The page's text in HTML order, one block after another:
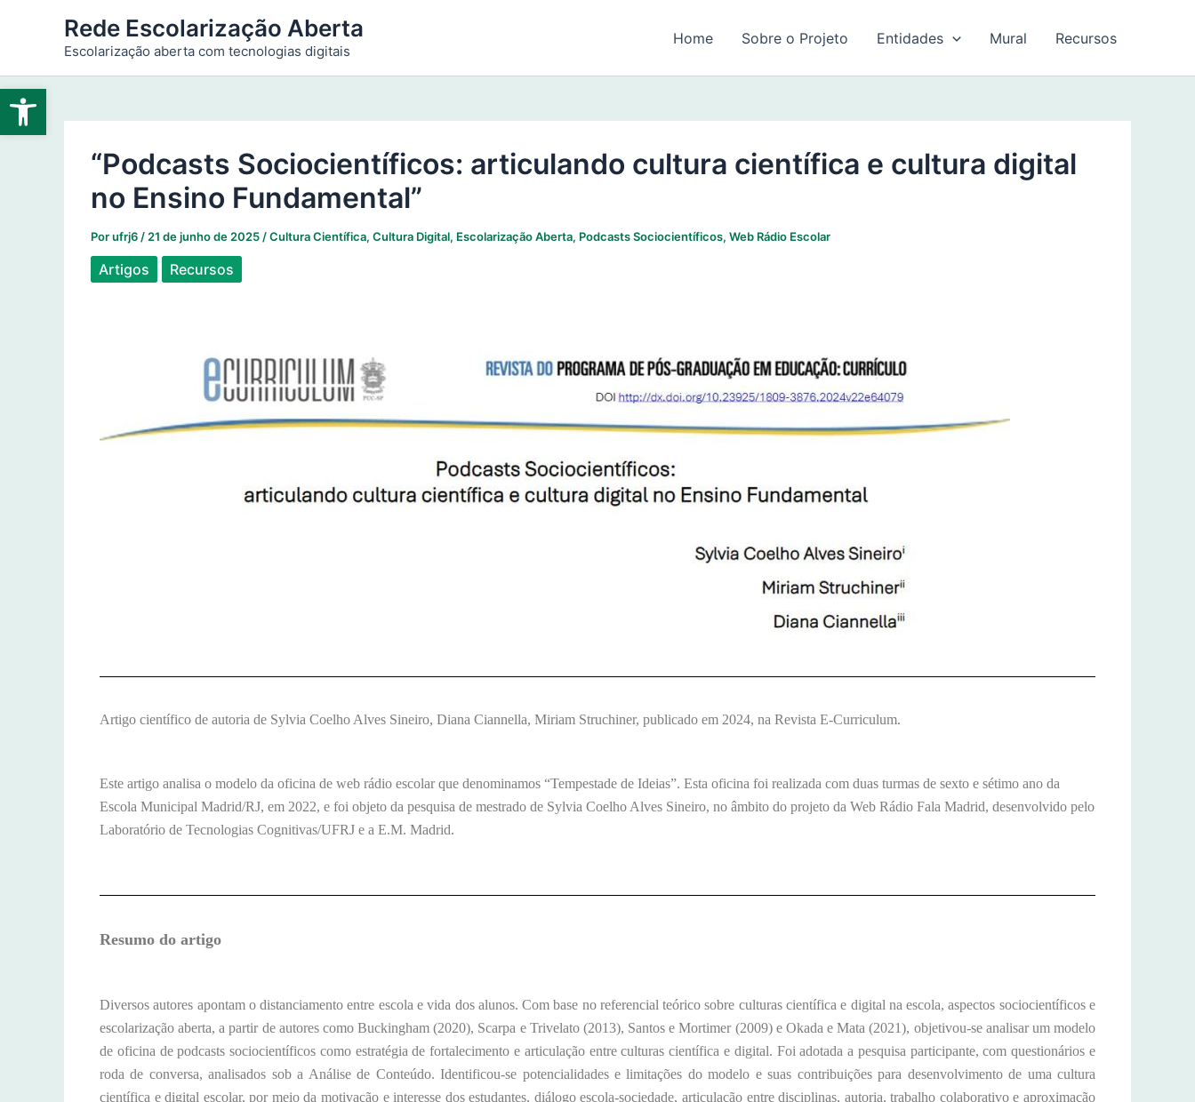
Abrir a barra de ferramentas
conteúdo
Rede Escolarização Aberta
Escolarização aberta com tecnologias digitais
Home Sobre o Projeto Entidades Mural Recursos
“Podcasts Sociocientíficos: articulando cultura científica e cultura digital
no Ensino Fundamental”
Porufrj6 / 21 de junho de 2025 /Cultura Científica, Cultura Digital, Escolarização Aberta, Podcasts Sociocientíficos, Web Rádio Escolar
Artigos Recursos
Artigo científico de autoria de Sylvia Coelho Alves Sineiro, Diana Ciannella, Miriam Struchiner, publicado em 2024, na Revista E-Curriculum.
Este artigo analisa o modelo da oficina de web rádio escolar que denominamos “Tempestade de Ideias”. Esta oficina foi realizada com duas turmas de sexto e sétimo ano da
Escola Municipal Madrid/RJ, em 2022, e foi objeto da pesquisa de mestrado de Sylvia Coelho Alves Sineiro, no âmbito do projeto da Web Rádio Fala Madrid, desenvolvido pelo
Laboratório de Tecnologias Cognitivas/UFRJ e a E.M. Madrid.
Resumo do artigo
Diversos autores apontam o distanciamento entre escola e vida dos alunos. Com base no referencial teórico sobre culturas científica e digital na escola, aspectos sociocientíficos e
escolarização aberta, a partir de autores como Buckingham (2020), Scarpa e Trivelato (2013), Santos e Mortimer (2009) e Okada e Mata (2021), objetivou-se analisar um modelo
de oficina de podcasts sociocientíficos como estratégia de fortalecimento e articulação entre culturas científica e digital. Foi adotada a pesquisa participante, com questionários e
roda de conversa, analisados sob a Análise de Conteúdo. Identificou-se potencialidades e limitações do modelo e suas contribuições para desenvolvimento de uma cultura
científica e digital escolar, por meio da motivação e interesse dos estudantes, diálogo escola-sociedade, articulação entre disciplinas, autoria, trabalho colaborativo e aproximação